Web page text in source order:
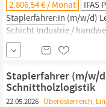
2.806,54 € / Monat IFAS
Staplerfahrer:in (m/w/d)
Schicht Industrie /
Kunde, das internationale
führende Produzent und
Hebelösungen. Aktuell
Staplerfahrer (m/w/
Schnittholzlogistik
22.05.2026 Oberösterreich,